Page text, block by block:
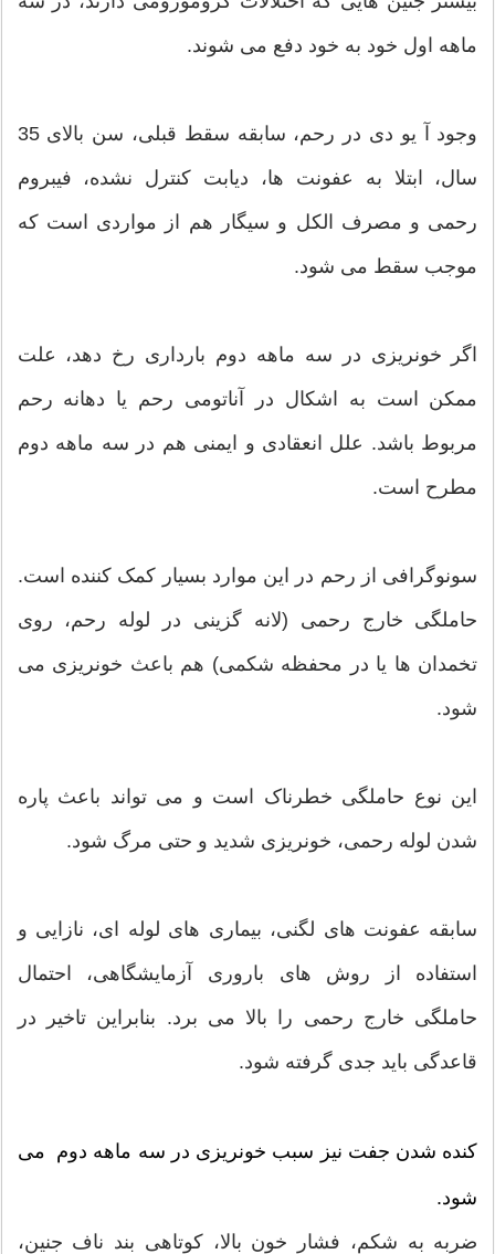
ماهه اول خود به خود دفع می شوند.
وجود آ یو دی در رحم، سابقه سقط قبلی، سن بالای 35
سال، ابتلا به عفونت ها، دیابت کنترل نشده، فیبروم
رحمی و مصرف الکل و سیگار هم از مواردی است که
موجب سقط می شود.
اگر خونریزی در سه ماهه دوم بارداری رخ دهد، علت
ممکن است به اشکال در آناتومی رحم یا دهانه رحم
مربوط باشد. علل انعقادی و ایمنی هم در سه ماهه دوم
مطرح است.
سونوگرافی از رحم در این موارد بسیار کمک کننده است.
حاملگی خارج رحمی (لانه گزینی در لوله رحم، روی
تخمدان ها یا در محفظه شکمی) هم باعث خونریزی می
شود.
این نوع حاملگی خطرناک است و می تواند باعث پاره
شدن لوله رحمی، خونریزی شدید و حتی مرگ شود.
سابقه عفونت های لگنی، بیماری های لوله ای، نازایی و
استفاده از روش های باروری آزمایشگاهی، احتمال
حاملگی خارج رحمی را بالا می برد. بنابراین تاخیر در
قاعدگی باید جدی گرفته شود.
کنده شدن جفت نیز سبب خونریزی در سه ماهه دوم می
شود.
ضربه به شکم، فشار خون بالا، کوتاهی بند ناف جنین،